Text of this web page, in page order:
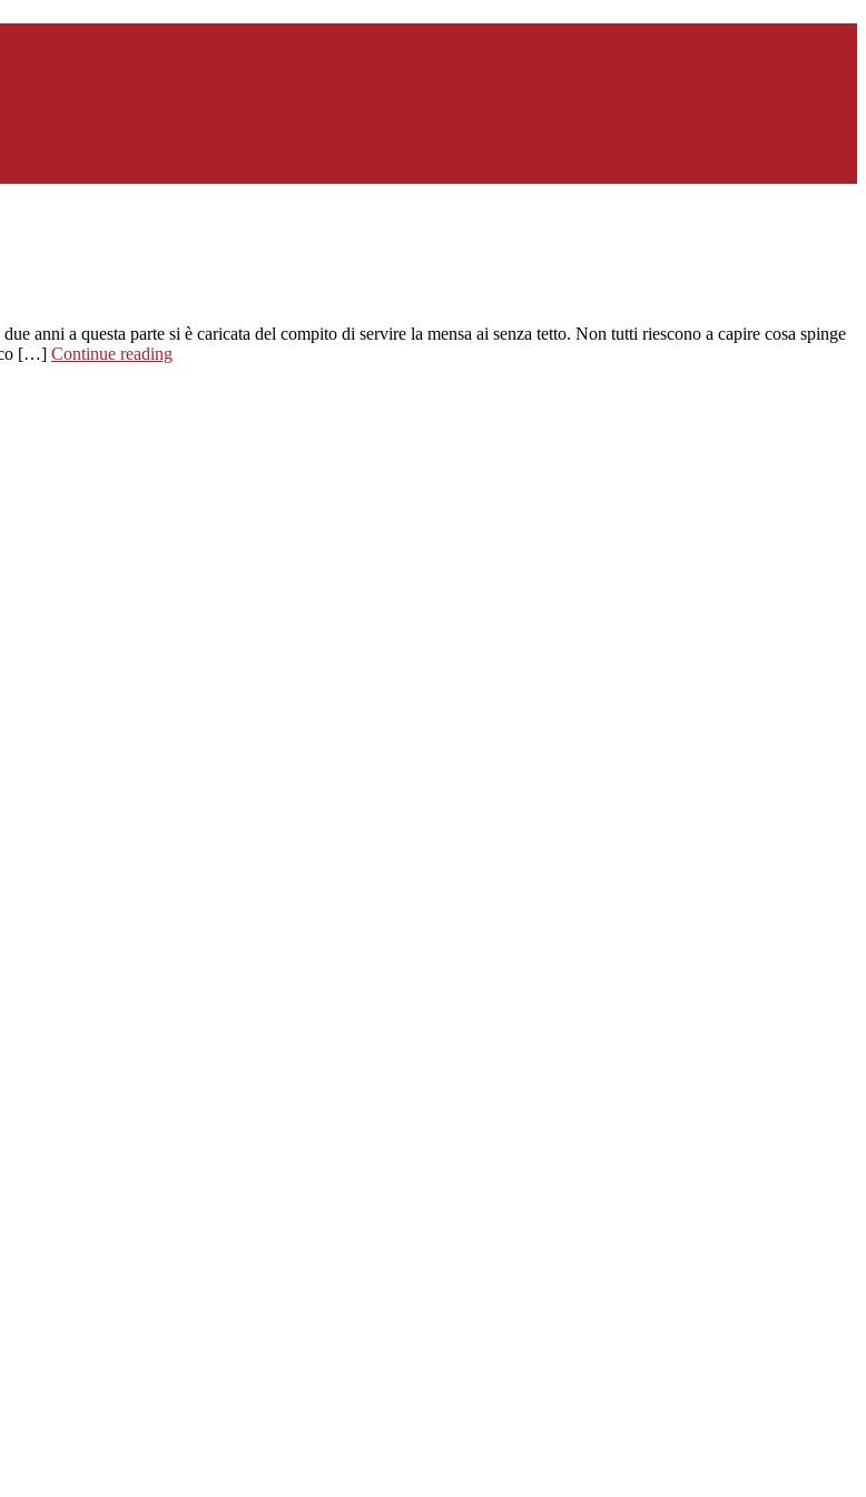
anni a questa parte si è caricata del compito di servire la mensa ai senza tetto. Non tutti riescono a capire cosa spinge
[…] Continue reading